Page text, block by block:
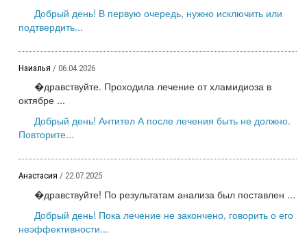
Добрый день! В первую очередь, нужно исключить или
подтвердить...
Наиалья / 06.04.2026
�дравствуйте. Проходила лечение от хламидиоза в
октябре ...
Добрый день! Антител А после лечения быть не должно.
Повторите...
Анастасия / 22.07.2025
�дравствуйте! По результатам анализа был поставлен ...
Добрый день! Пока лечение не закончено, говорить о его
неэффективности...